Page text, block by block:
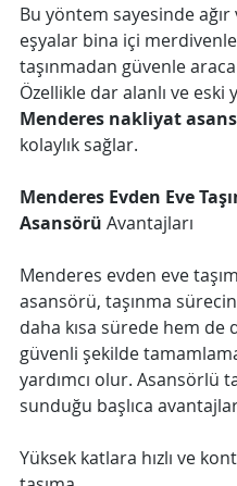
Bu yöntem sayesinde
eşyalar bina içi
taşınmadan güvenle
Özellikle dar alanlı ve eski
Menderes nakliyat
kolaylık sağlar.
Menderes Evden Eve
Asansörü Avantajları
Menderes evden eve
asansörü, taşınma
daha kısa sürede hem de
güvenli şekilde
yardımcı olur. Asansörlü
sunduğu başlıca
Yüksek katlara hızlı ve